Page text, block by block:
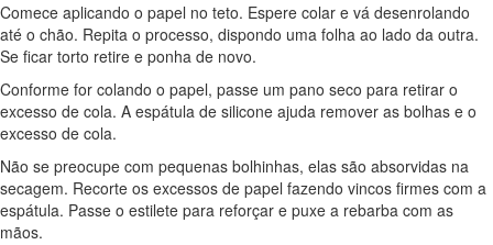
Comece aplicando o papel no teto. Espere colar e vá desenrolando
até o chão. Repita o processo, dispondo uma folha ao lado da outra.
Se ficar torto retire e ponha de novo.
Conforme for colando o papel, passe um pano seco para retirar o
excesso de cola. A espátula de silicone ajuda remover as bolhas e o
excesso de cola.
Não se preocupe com pequenas bolhinhas, elas são absorvidas na
secagem. Recorte os excessos de papel fazendo vincos firmes com a
espátula. Passe o estilete para reforçar e puxe a rebarba com as
mãos.